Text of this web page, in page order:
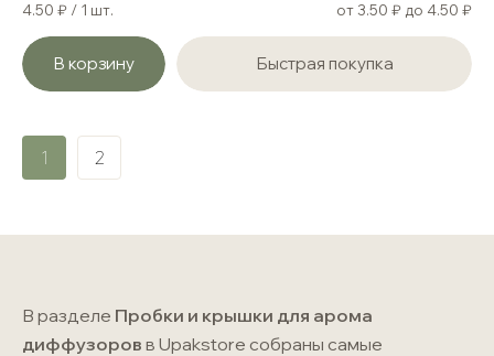
4.50 ₽ / 1 шт. от 3.50 ₽ до 4.50 ₽
В корзину Быстрая покупка
1 2
В разделе Пробки и крышки для арома
диффузоров в Upakstore собраны самые